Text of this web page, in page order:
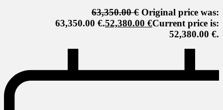
63,350.00€ Original price was:
63,350.00 €.52,380.00 €Current price is:
52,380.00 €.